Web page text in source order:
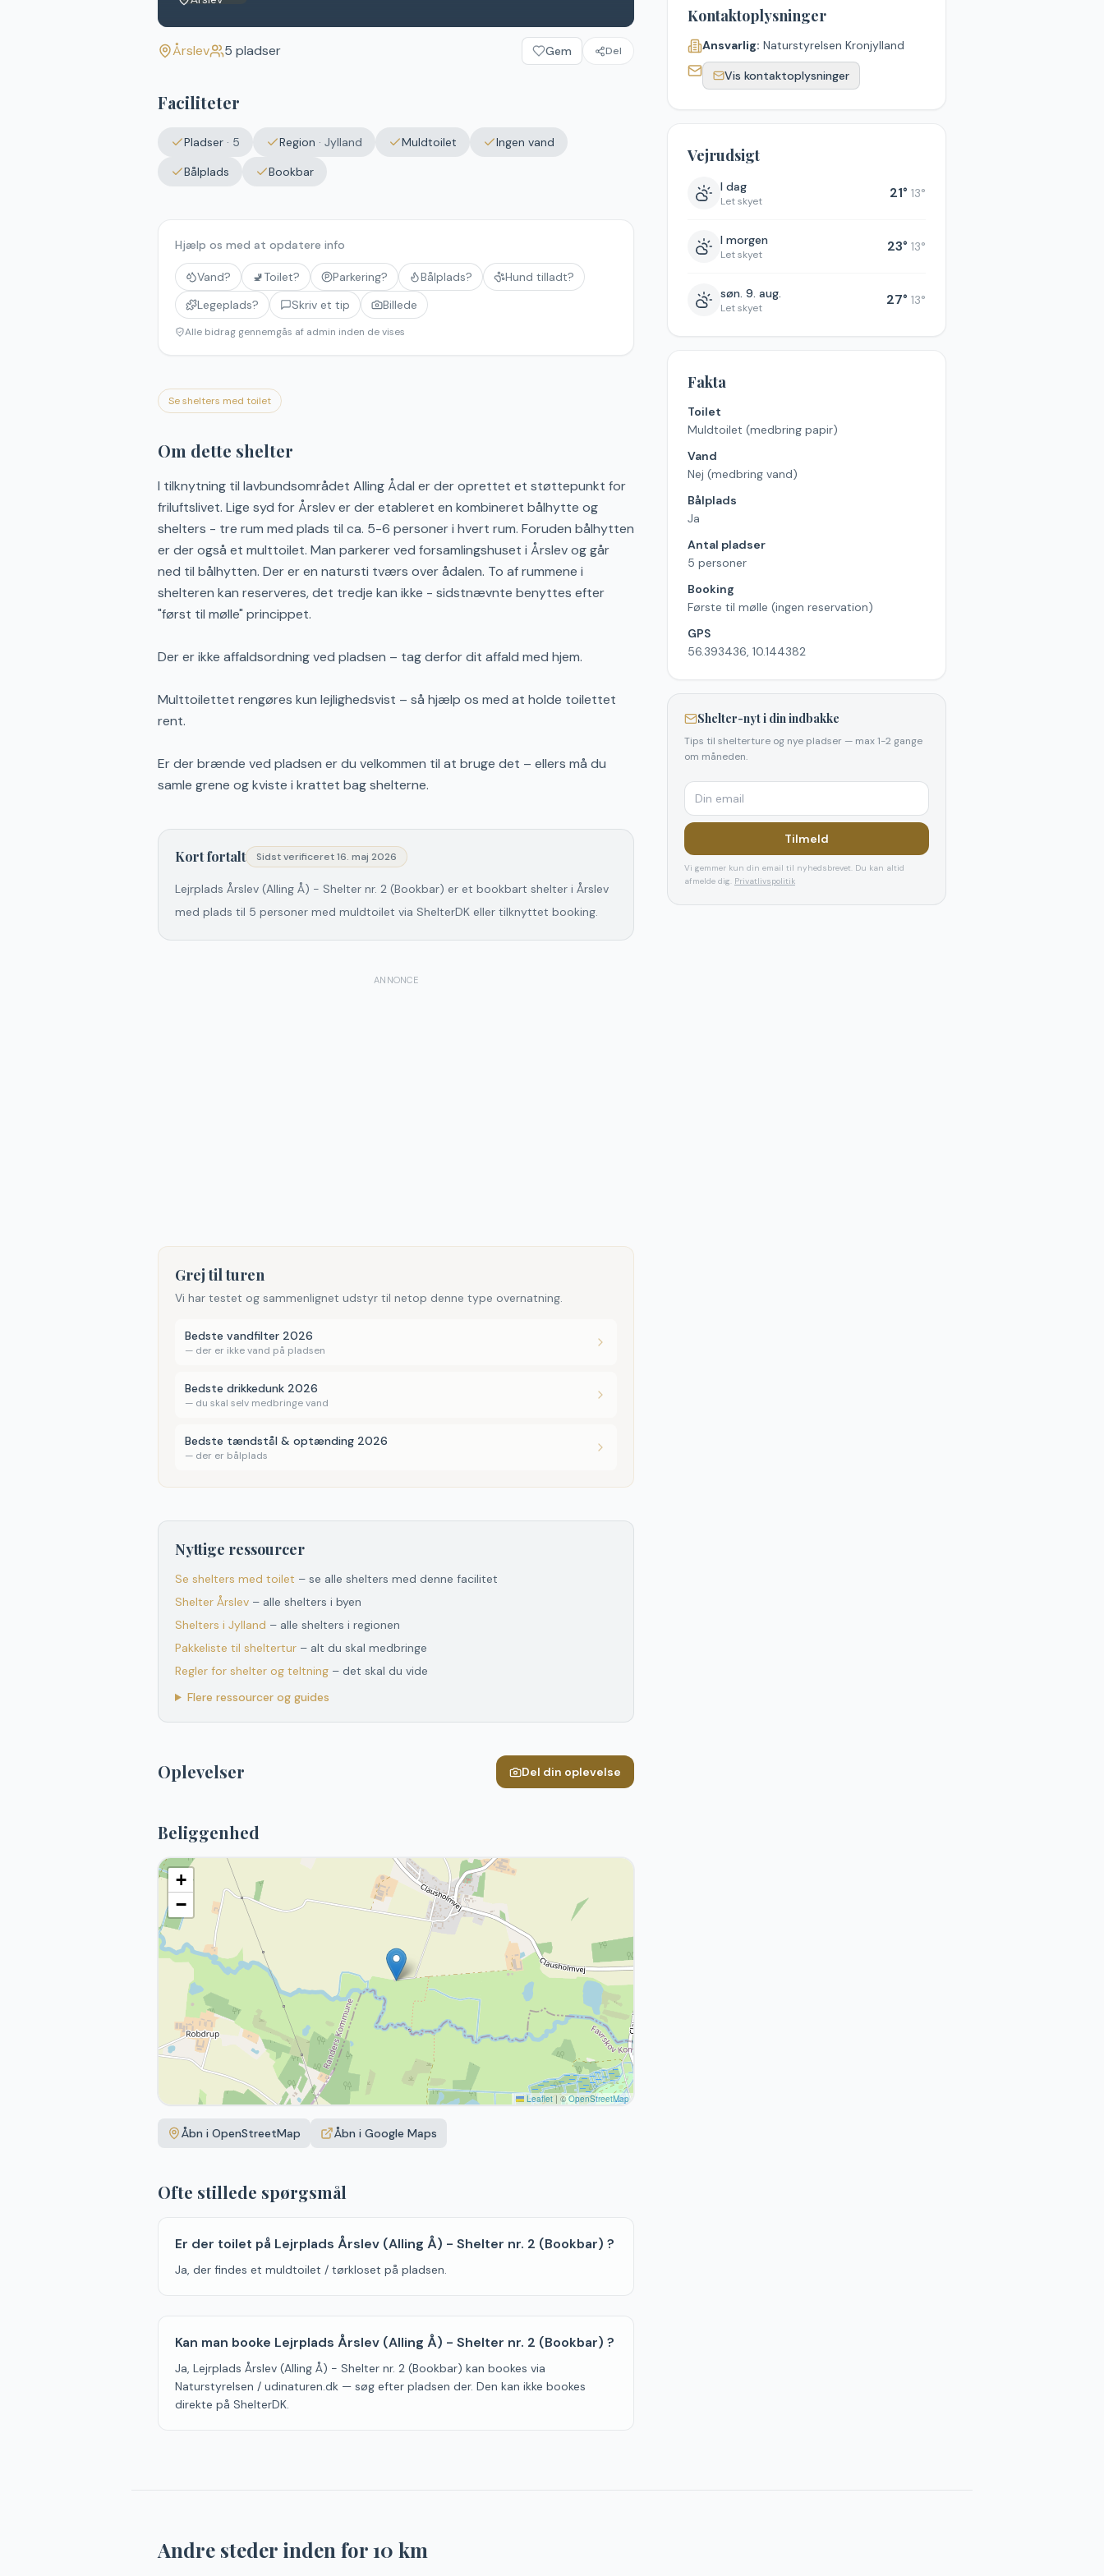
Årslev 5 pladser Gem Del
Faciliteter
Pladser · 5 Region · Jylland Muldtoilet
Ingen vand
Bålplads
Bookbar
Hjælp os med at opdatere info
Vand? 🚽Toilet? Parkering? Bålplads?
Hund tilladt?
Legeplads?
Skriv et tip Billede
Alle bidrag gennemgås af admin inden de vises
Se shelters med toilet
Om dette shelter
I tilknytning til lavbundsområdet Alling Ådal er der oprettet et støttepunkt for
friluftslivet. Lige syd for Årslev er der etableret en kombineret bålhytte og
shelters - tre rum med plads til ca. 5-6 personer i hvert rum. Foruden bålhytten
er der også et multtoilet. Man parkerer ved forsamlingshuset i Årslev og går
ned til bålhytten. Der er en natursti tværs over ådalen. To af rummene i
shelteren kan reserveres, det tredje kan ikke - sidstnævnte benyttes efter
"først til mølle" princippet.
Der er ikke affaldsordning ved pladsen – tag derfor dit affald med hjem.
Multtoilettet rengøres kun lejlighedsvist – så hjælp os med at holde toilettet
rent.
Er der brænde ved pladsen er du velkommen til at bruge det – ellers må du
samle grene og kviste i krattet bag shelterne.
Kort fortalt Sidst verificeret16. maj 2026
Lejrplads Årslev (Alling Å) - Shelter nr. 2 (Bookbar) er et bookbart shelter i Årslev
med plads til 5 personer med muldtoilet via ShelterDK eller tilknyttet booking.
ANNONCE
Grej til turen
Vi har testet og sammenlignet udstyr til netop denne type overnatning.
Bedste vandfilter 2026
— der er ikke vand på pladsen
Bedste drikkedunk 2026
— du skal selv medbringe vand
Bedste tændstål & optænding 2026
— der er bålplads
Nyttige ressourcer
Se shelters med toilet – se alle shelters med denne facilitet
Shelter Årslev – alle shelters i byen
Shelters i Jylland – alle shelters i regionen
Pakkeliste til sheltertur – alt du skal medbringe
Regler for shelter og teltning – det skal du vide
Flere ressourcer og guides
Oplevelser Del din oplevelse
Beliggenhed
+
−
Leaflet | ©OpenStreetMap
Åbn i OpenStreetMap Åbn i Google Maps
Ofte stillede spørgsmål
Er der toilet på Lejrplads Årslev (Alling Å) - Shelter nr. 2 (Bookbar) ?
Ja, der findes et muldtoilet / tørkloset på pladsen.
Kan man booke Lejrplads Årslev (Alling Å) - Shelter nr. 2 (Bookbar) ?
Ja, Lejrplads Årslev (Alling Å) - Shelter nr. 2 (Bookbar) kan bookes via
Naturstyrelsen / udinaturen.dk — søg efter pladsen der. Den kan ikke bookes
direkte på ShelterDK.
Kontaktoplysninger
Ansvarlig: Naturstyrelsen Kronjylland
Vis kontaktoplysninger
Vejrudsigt
I dag
Let skyet 21° 13°
I morgen
Let skyet 23° 13°
søn. 9. aug.
Let skyet 27° 13°
Fakta
Toilet
Muldtoilet (medbring papir)
Vand
Nej (medbring vand)
Bålplads
Ja
Antal pladser
5 personer
Booking
Første til mølle (ingen reservation)
GPS
56.393436, 10.144382
Shelter-nyt i din indbakke
Tips til shelterture og nye pladser — max 1-2 gange
om måneden.
Tilmeld
Vi gemmer kun din email til nyhedsbrevet. Du kan altid
afmelde dig. Privatlivspolitik
Andre steder inden for10 km